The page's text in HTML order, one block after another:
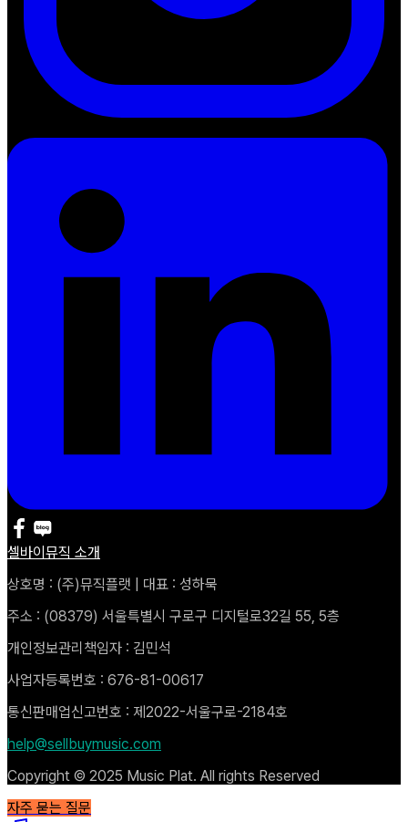
셀바이뮤직 소개
상호명 : (주)뮤직플랫 | 대표 : 성하묵
주소 : (08379) 서울특별시 구로구 디지털로32길 55, 5층
개인정보관리책임자 : 김민석
사업자등록번호 : 676-81-00617
통신판매업신고번호 : 제2022-서울구로-2184호
help@sellbuymusic.com
Copyright © 2025 Music Plat. All rights Reserved
자주 묻는 질문